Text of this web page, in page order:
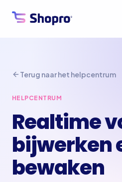
Terug naar het helpcentrum
HELPCENTRUM
Realtime
bijwerken
bewaken